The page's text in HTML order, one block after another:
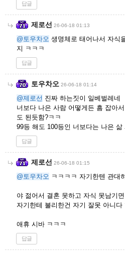
답글
제로선 26-06-18 01:13
@토우차오 생명체로 태어나서 자식
지 ㅋㅋㅋ
답글
토우차오 26-06-18 01:14
@제로선 진짜 하는짓이 일베벌레네
너보다 나은 사람 어떻게든 흠 잡아
도 된듯함?ㅋㅋ
99등 해도 100등인 너보다는 나은 삶
답글
제로선 26-06-18 01:15
@토우차오 ㅋㅋㅋㅋ 자기한텐 관대
야 젊어서 결혼 못하고 자식 못남기
자기한테 불리한건 자기 잘못 아니다
애휴 시바 ㅋㅋㅋ
답글